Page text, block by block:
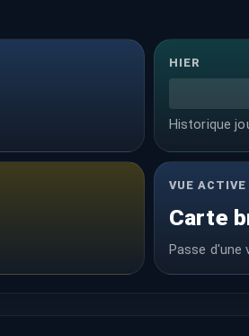
HIER
Historique
VUE ACTIVE
Carte
Passe d'une